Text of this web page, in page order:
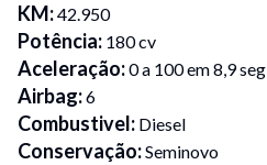
KM:42.950
Potência: 180 cv
Aceleração:0 a 100 em 8,9 seg
Airbag:6
Combustivel: Diesel
Conservação:Seminovo